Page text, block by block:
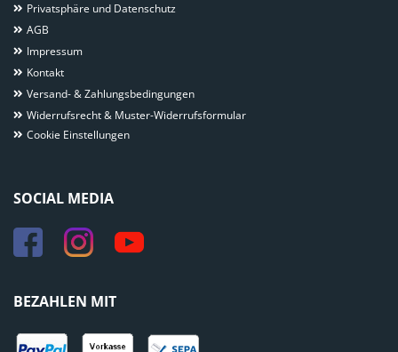
Privatsphäre und Datenschutz
AGB
Impressum
Kontakt
Versand- & Zahlungsbedingungen
Widerrufsrecht & Muster-Widerrufsformular
Cookie Einstellungen
SOCIAL MEDIA
BEZAHLEN MIT